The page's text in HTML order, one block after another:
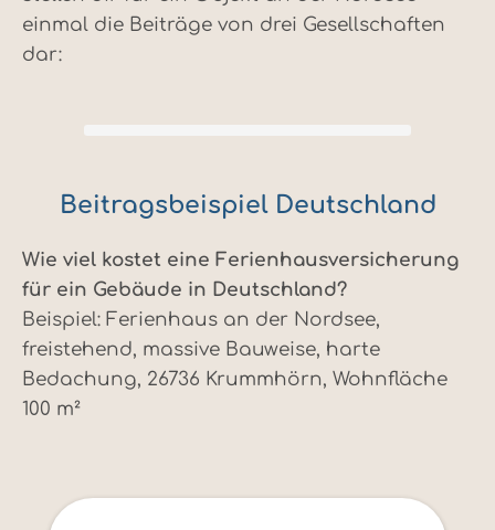
einmal die Beiträge von drei Gesellschaften
dar:
Beitragsbeispiel Deutschland
Wie viel kostet eine Ferienhausversicherung
für ein Gebäude in Deutschland?
Beispiel: Ferienhaus an der Nordsee,
freistehend, massive Bauweise, harte
Bedachung, 26736 Krummhörn, Wohnfläche
100 m²